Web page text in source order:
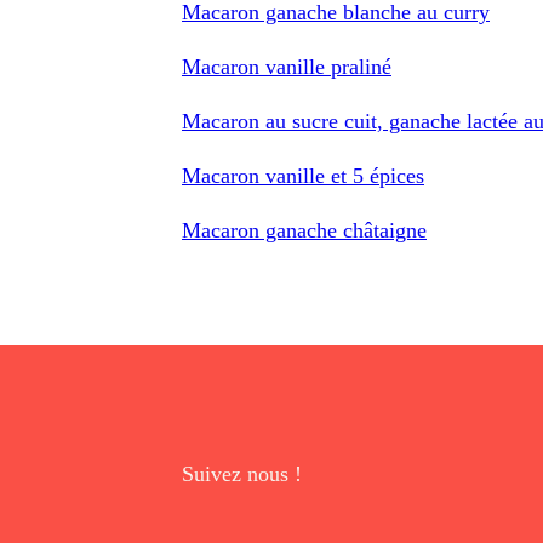
Macaron ganache blanche au curry
Macaron vanille praliné
Macaron au sucre cuit, ganache lactée
Macaron vanille et 5 épices
Macaron ganache châtaigne
Suivez nous !